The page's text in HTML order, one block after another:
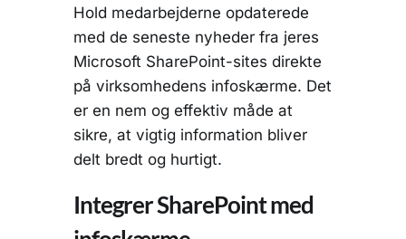
Hold medarbejderne opdaterede
med de seneste nyheder fra jeres
Microsoft SharePoint-sites direkte
på virksomhedens infoskærme. Det
er en nem og effektiv måde at
sikre, at vigtig information bliver
delt bredt og hurtigt.
Integrer SharePoint med